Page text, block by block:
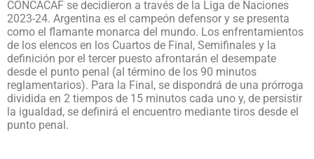
CONCACAF se decidieron a través de la Liga de Naciones
2023-24. Argentina es el campeón defensor y se presenta
como el flamante monarca del mundo. Los enfrentamientos
de los elencos en los Cuartos de Final, Semifinales y la
definición por el tercer puesto afrontarán el desempate
desde el punto penal (al término de los 90 minutos
reglamentarios). Para la Final, se dispondrá de una prórroga
dividida en 2 tiempos de 15 minutos cada uno y, de persistir
la igualdad, se definirá el encuentro mediante tiros desde el
punto penal.